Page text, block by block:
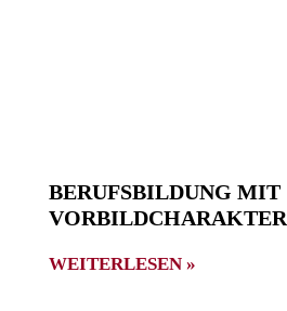
BERUFSBILDUNG MIT
VORBILDCHARAKTER
WEITERLESEN »